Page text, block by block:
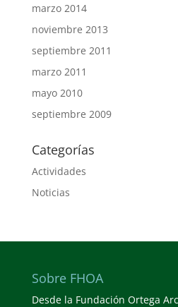
marzo 2014
noviembre 2013
septiembre 2011
marzo 2011
mayo 2010
septiembre 2009
Categorías
Actividades
Noticias
Sobre FHOA
Desde la Fundación Ortega